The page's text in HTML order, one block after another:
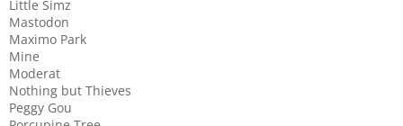
Little Simz
Mastodon
Maximo Park
Mine
Moderat
Nothing but Thieves
Peggy Gou